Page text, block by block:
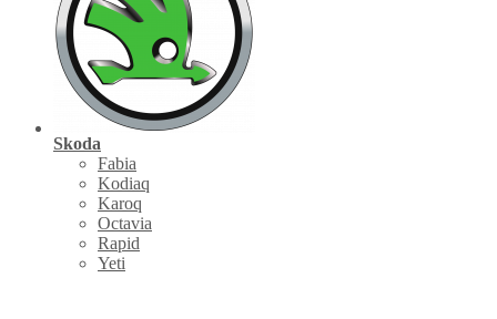
Skoda
Fabia
Kodiaq
Karoq
Octavia
Rapid
Yeti